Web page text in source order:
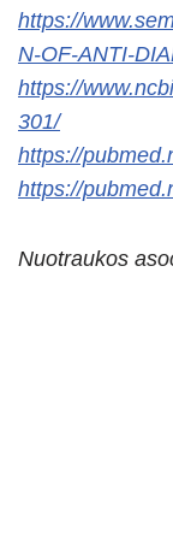
https://
N-OF-ANTI-
https://
301/
https://
https://
Nuotraukos